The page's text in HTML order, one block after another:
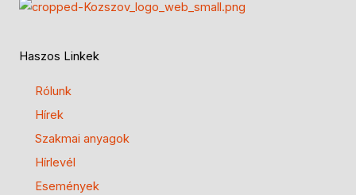
Haszos Linkek
Rólunk
Hírek
Szakmai anyagok
Hírlevél
Események